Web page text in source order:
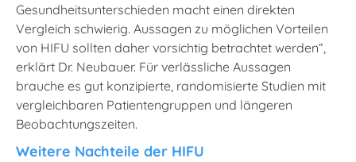
Gesundheitsunterschieden macht einen direkten
Vergleich schwierig. Aussagen zu möglichen Vorteilen
von HIFU sollten daher vorsichtig betrachtet werden“,
erklärt Dr. Neubauer. Für verlässliche Aussagen
brauche es gut konzipierte, randomisierte Studien mit
vergleichbaren Patientengruppen und längeren
Beobachtungszeiten.
Weitere Nachteile der HIFU